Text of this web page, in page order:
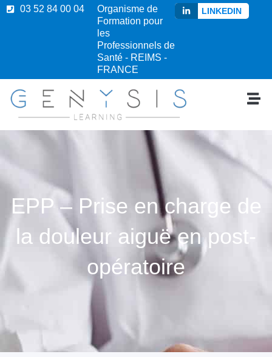
03 52 84 00 04
Organisme de
Formation pour
les
Professionnels de
Santé - REIMS -
FRANCE
LINKEDIN
EPP – Prise en charge de
la douleur aiguë en post-
opératoire